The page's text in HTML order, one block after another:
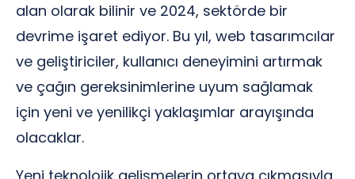
alan olarak bilinir ve 2024, sektörde bir
devrime işaret ediyor. Bu yıl, web tasarımcılar
ve geliştiriciler, kullanıcı deneyimini artırmak
ve çağın gereksinimlerine uyum sağlamak
için yeni ve yenilikçi yaklaşımlar arayışında
olacaklar.